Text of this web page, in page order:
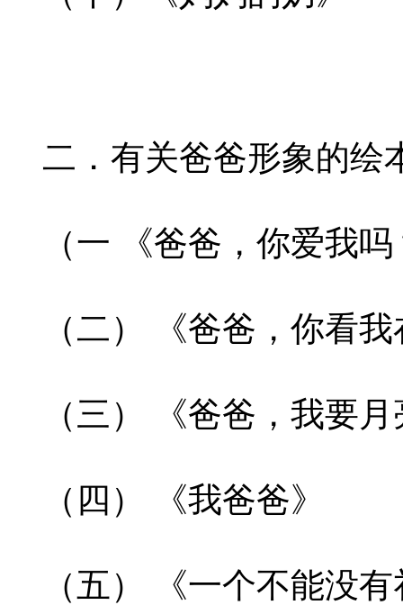
二．有关爸爸形象的绘
（一 《爸爸，你爱我
（二） 《爸爸，你看
（三） 《爸爸，我要
（四） 《我爸爸》
（五） 《一个不能没